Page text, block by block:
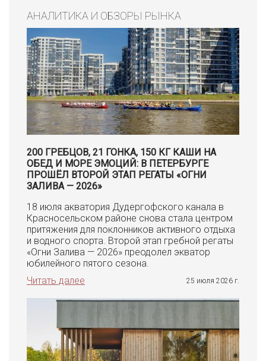
АНАЛИТИКА И ОБЗОРЫ РЫНКА
200 ГРЕБЦОВ, 21 ГОНКА, 150 КГ КАШИ НА
ОБЕД И МОРЕ ЭМОЦИЙ: В ПЕТЕРБУРГЕ
ПРОШЁЛ ВТОРОЙ ЭТАП РЕГАТЫ «ОГНИ
ЗАЛИВА — 2026»
18 июля акватория Дудергофского канала в
Красносельском районе снова стала центром
притяжения для поклонников активного отдыха
и водного спорта. Второй этап гребной регаты
«Огни Залива — 2026» преодолел экватор
юбилейного пятого сезона.
Читать далее
25 июля 2026 г.